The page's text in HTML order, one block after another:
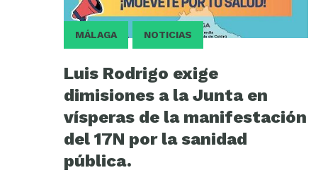
MÁLAGA NOTICIAS
Luis Rodrigo exige
dimisiones a la Junta en
vísperas de la manifestación
del 17N por la sanidad
pública.